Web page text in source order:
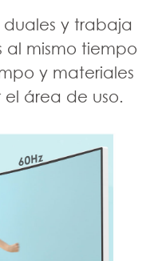
duales y trabaja
al mismo tiempo
y materiales
área de uso.